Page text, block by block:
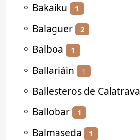
⚬ Bakaiku 1
⚬ Balaguer 2
⚬ Balboa 1
⚬ Ballariáin 1
⚬ Ballesteros de Calatrava
⚬ Ballobar 1
⚬ Balmaseda 1